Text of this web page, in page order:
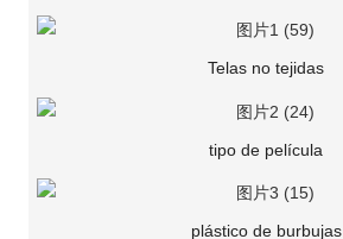
Telas no tejidas
tipo de película
plástico de burbujas